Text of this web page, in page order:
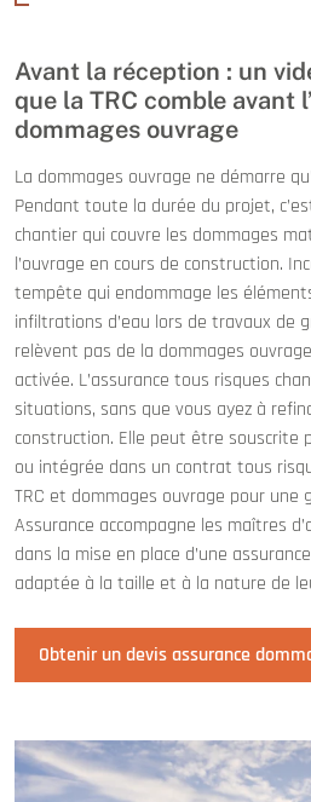
Avant la réception : un
que la TRC comble avant
dommages ouvrage
La dommages ouvrage ne démarre
Pendant toute la durée du projet,
chantier qui couvre les dommages
l’ouvrage en cours de construction.
tempête qui endommage les
infiltrations d’eau lors de travaux de
relèvent pas de la dommages
activée. L’assurance tous risques
situations, sans que vous ayez à
construction. Elle peut être souscrite
ou intégrée dans un contrat tous
TRC et dommages ouvrage pour une
Assurance accompagne les maîtres
dans la mise en place d’une
adaptée à la taille et à la nature de
Obtenir un devis assurance